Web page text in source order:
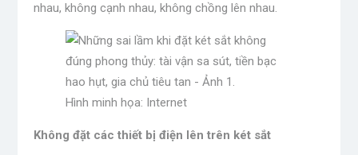
nhau, không cạnh nhau, không chồng lên nhau.
Hình minh họa: Internet
Không đặt các thiết bị điện lên trên két sắt